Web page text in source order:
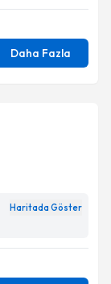
Daha Fazla
Haritada Göster